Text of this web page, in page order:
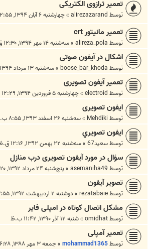
تعمیر ترازوی الکتریکی
توسط alirezazarand
»چهارشنبه ۶ آبان ۱۳۹۴, ۲:۵۵ ب.ظ
تعمیر مانیتور crt
توسط alireza_pola
»سه‌شنبه ۱۴ مهر ۱۳۹۴, ۱۲:۳۰ ق.ظ
اشکال در آیفون صوتی
توسط boose_bar_khoda
»سه‌شنبه ۱۳ مرداد ۱۳۹۴, ۵:۴۰ ق.ظ
تعمیر آیفون تصویری
توسط electroid
»چهارشنبه ۵ فروردین ۱۳۹۴, ۱۲:۲۹ ق.ظ
ایفون تصویری
توسط Mehdiki
»سه‌شنبه ۲۶ اسفند ۱۳۹۳, ۸:۵۵ ب.ظ
ايفون تصويري
توسطسعيد67 »سه‌شنبه ۲۲ بهمن ۱۳۹۲, ۱۲:۱۶ ق.ظ
سؤال در مورد آیفون تصویری درب منازل
توسط asemaniha49
»پنج‌شنبه ۲۴ مرداد ۱۳۹۲, ۱:۲۰ ب.ظ
تصویر آیفون
توسطrezatabaie
» دوشنبه ۲ اردیبهشت ۱۳۹۲, ۳:۵۵ ب.ظ
مشکل اتصال کوتاه در امپلی فایر
توسطomidhat
»شنبه ۱۲ آذر ۱۳۹۰, ۱۱:۴۲ ب.ظ
تعمیر آمپلی
توسطmohammad1365
»جمعه ۳ مهر ۱۳۸۸, ۶:۲۸ ب.ظ